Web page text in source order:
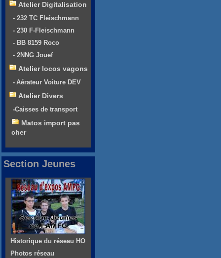
Atelier Digitalisation
- 232 TC Fleischmann
- 230 F-Fleischmann
- BB 8159 Roco
- 2NNG Jouef
Atelier locos vagons
- Aérateur Voiture DEV
Atelier Divers
-Caisses de transport
Matos import pas
cher
Section Jeunes
Historique du réseau HO
Photos réseau